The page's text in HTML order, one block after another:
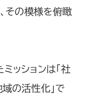
その模様を俯瞰
ッションは「社
域の活性化」で